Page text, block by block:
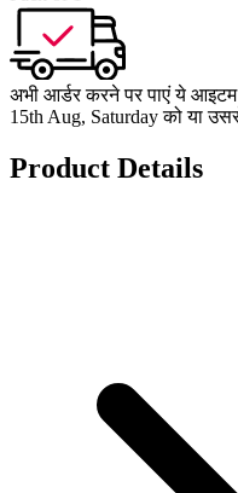
अभी आर्डर करने पर पाएं ये आइटम
15th Aug, Saturday को या
Product Details